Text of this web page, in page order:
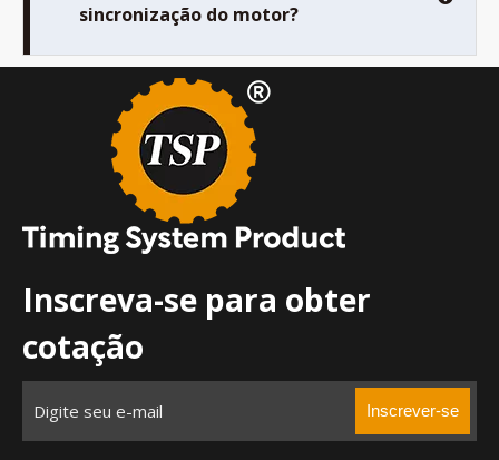
sincronização do motor?
Inscreva-se para obter
cotação
Inscrever-se